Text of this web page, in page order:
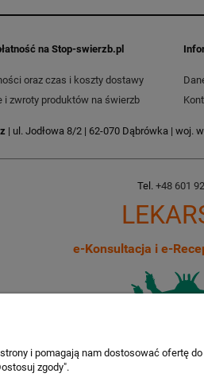
na Stop-swierzb.pl
oraz czas i koszty dostawy
i zwroty produktów na świerzb
| ul. Jodłowa 8/2 | 62-070 Dąbrówka | woj.
Tel. +48 601
e-Konsultacja i e-
i pomagają nam dostosować
zgody".